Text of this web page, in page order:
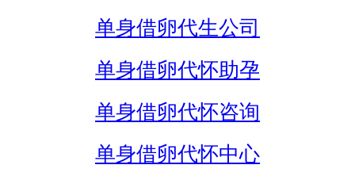
单身借卵代生公司
单身借卵代怀助孕
单身借卵代怀咨询
单身借卵代怀中心